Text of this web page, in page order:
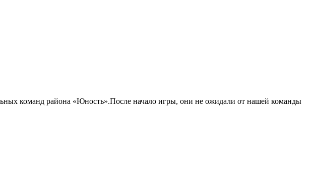
команд района «Юность».После начало игры, они не ожидали от нашей команды